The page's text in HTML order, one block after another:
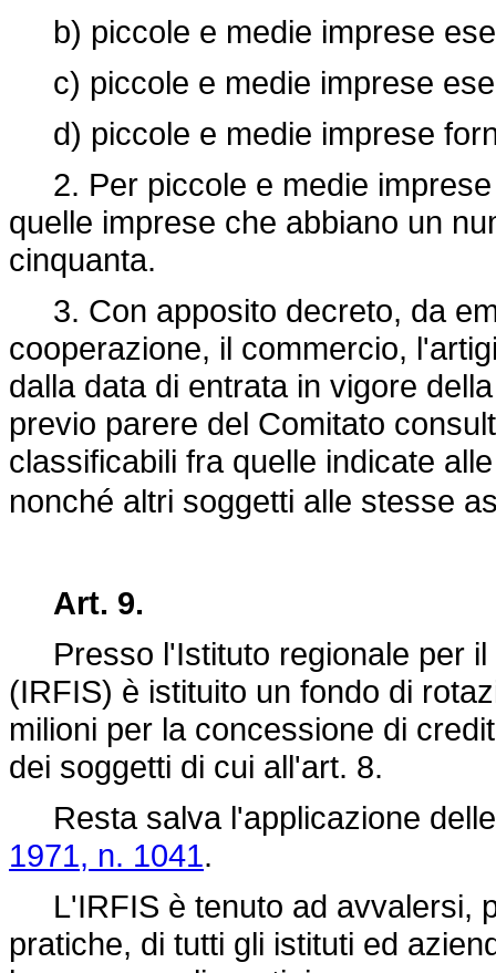
b) piccole e medie imprese
c) piccole e medie imprese
d) piccole e medie imprese
2. Per piccole e medie imprese
quelle imprese che abbiano un
cinquanta.
3. Con apposito decreto, da
cooperazione, il commercio,
dalla data di entrata in vigore
previo parere del Comitato
classificabili fra quelle indicate
nonché altri soggetti alle stesse
Art. 9.
Presso l'Istituto regionale per il
(IRFIS) è istituito un fondo di
milioni per la concessione di
dei soggetti di cui all'art. 8.
Resta salva l'applicazione
1971, n. 1041.
L'IRFIS è tenuto ad avvalersi,
pratiche, di tutti gli istituti ed